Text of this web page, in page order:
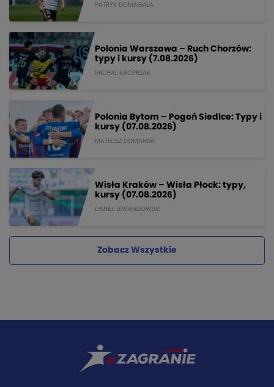
PATRYK DOMAGALA
Polonia Warszawa – Ruch Chorzów:
typy i kursy (7.08.2026)
MICHAL KACPRZAK
Polonia Bytom – Pogoń Siedlce: Typy i
kursy (07.08.2026)
MATEUSZ DOMANSKI
Wisła Kraków – Wisła Płock: typy,
kursy (07.08.2026)
DANIEL LEWANDOWSKI
Zobacz Wszystkie